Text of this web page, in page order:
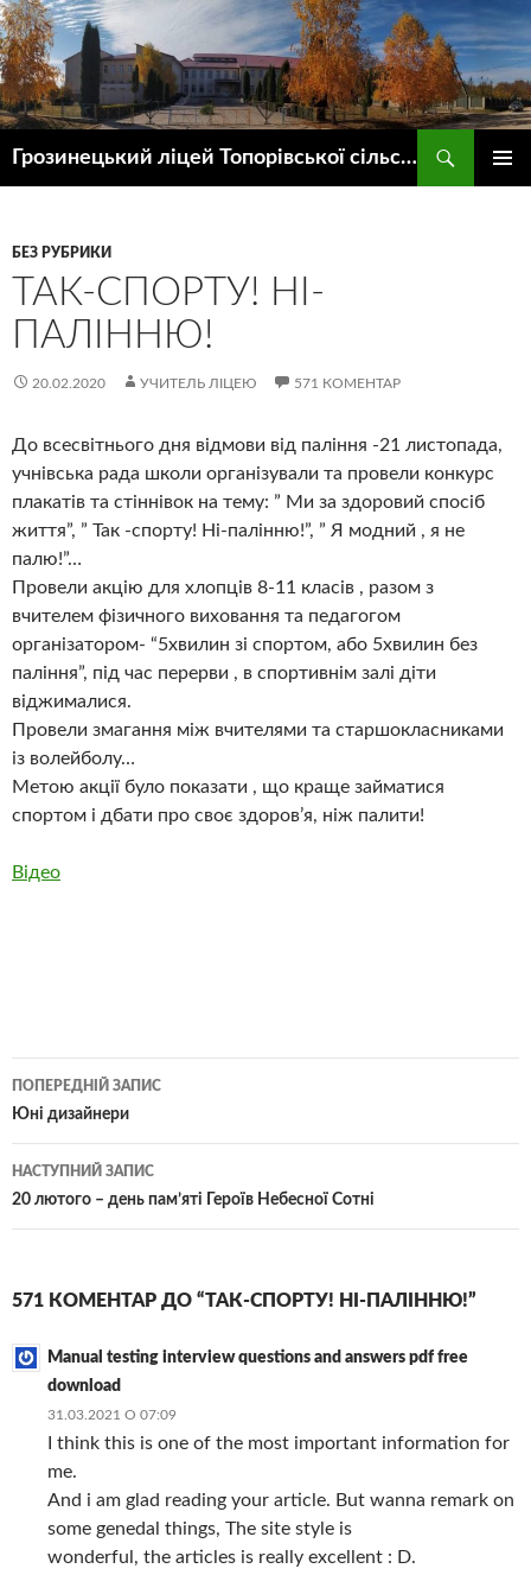
Грозинецький ліцей Топорівської сільської ради
БЕЗ РУБРИКИ
ТАК-СПОРТУ! НІ-
ПАЛІННЮ!
20.02.2020 УЧИТЕЛЬ ЛІЦЕЮ 571 КОМЕНТАР
До всесвітнього дня відмови від паління -21 листопада,
учнівська рада школи організували та провели конкурс
плакатів та стіннівок на тему: ” Ми за здоровий спосіб
життя”, ” Так -спорту! Ні-палінню!”, ” Я модний , я не
палю!”…
Провели акцію для хлопців 8-11 класів , разом з
вчителем фізичного виховання та педагогом
організатором- “5хвилин зі спортом, або 5хвилин без
паління”, під час перерви , в спортивнім залі діти
віджималися.
Провели змагання між вчителями та старшокласниками
із волейболу…
Метою акції було показати , що краще займатися
спортом і дбати про своє здоров’я, ніж палити!
Відео
Навігація
по
записам
ПОПЕРЕДНІЙ ЗАПИС
Юні дизайнери
НАСТУПНИЙ ЗАПИС
20 лютого – день пам’яті Героїв Небесної Сотні
571 КОМЕНТАР ДО “ТАК-СПОРТУ! НІ-ПАЛІННЮ!”
Manual testing interview questions and answers pdf free
download
31.03.2021 О 07:09
I think this is one of the most important information for
me.
And i am glad reading your article. But wanna remark on
some genedal things, The site style is
wonderful, the articles is really excellent : D.